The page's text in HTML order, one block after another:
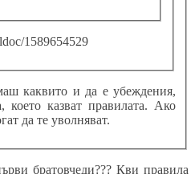
1589654529
каквито и да е убеждения,
което казват правилата. Ако
да те уволняват.
братовчеди??? Кви правила